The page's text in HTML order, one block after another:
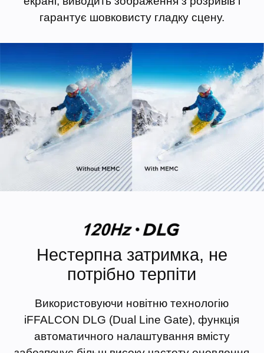
гарантує шовковисту гладку сцену.
Нестерпна затримка, не
потрібно терпіти
Використовуючи новітню технологію
iFFALCON DLG (Dual Line Gate), функція
автоматичного налаштування вмісту